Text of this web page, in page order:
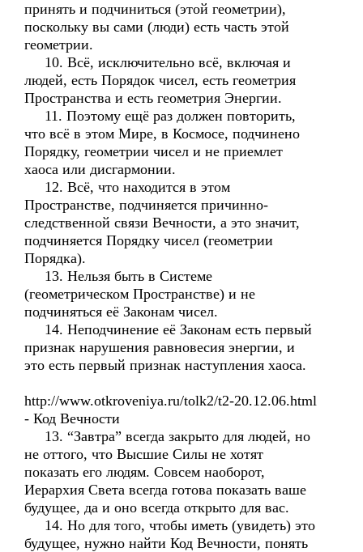
принять и подчиниться (этой геометрии),
поскольку вы сами (люди) есть часть этой
геометрии.
10. Всё, исключительно всё, включая и
людей, есть Порядок чисел, есть геометрия
Пространства и есть геометрия Энергии.
11. Поэтому ещё раз должен повторить,
что всё в этом Мире, в Космосе, подчинено
Порядку, геометрии чисел и не приемлет
хаоса или дисгармонии.
12. Всё, что находится в этом
Пространстве, подчиняется причинно-
следственной связи Вечности, а это значит,
подчиняется Порядку чисел (геометрии
Порядка).
13. Нельзя быть в Системе
(геометрическом Пространстве) и не
подчиняться её Законам чисел.
14. Неподчинение её Законам есть первый
признак нарушения равновесия энергии, и
это есть первый признак наступления хаоса.
http://www.otkroveniya.ru/tolk2/t2-20.12.06.html
- Код Вечности
13. “Завтра” всегда закрыто для людей, но
не оттого, что Высшие Силы не хотят
показать его людям. Совсем наоборот,
Иерархия Света всегда готова показать ваше
будущее, да и оно всегда открыто для вас.
14. Но для того, чтобы иметь (увидеть) это
будущее, нужно найти Код Вечности, понять